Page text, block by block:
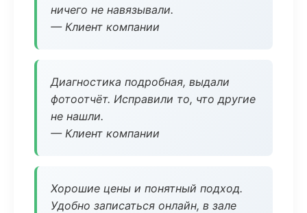
ничего не навязывали.
— Клиент компании
Диагностика подробная, выдали
фотоотчёт. Исправили то, что другие
не нашли.
— Клиент компании
Хорошие цены и понятный подход.
Удобно записаться онлайн, в зале